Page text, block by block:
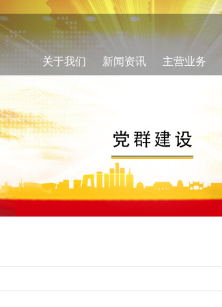
关于我们 新闻资讯 主营业务